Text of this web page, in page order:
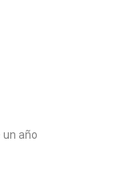
un año